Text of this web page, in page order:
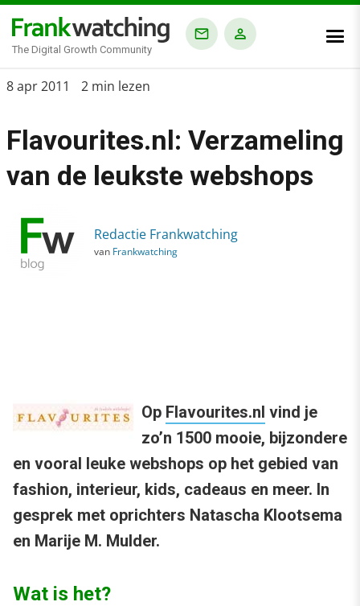
The Digital Growth Community
Home
Blog
Flavourites.nl: Verzameling van de leukste webshops
8 apr 2011 2 min lezen
Flavourites.nl: Verzameling
van de leukste webshops
Redactie Frankwatching
van Frankwatching
Op Flavourites.nl vind je
zo’n 1500 mooie, bijzondere
en vooral leuke webshops op het gebied van
fashion, interieur, kids, cadeaus en meer. In
gesprek met oprichters Natascha Klootsema
en Marije M. Mulder.
Wat is het?